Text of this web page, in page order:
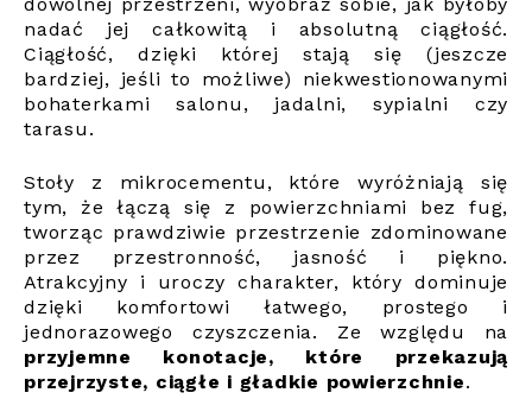
nadać jej całkowitą i absolutną ciągłość.
Ciągłość, dzięki której stają się (jeszcze
bardziej, jeśli to możliwe) niekwestionowanymi
bohaterkami salonu, jadalni, sypialni czy
tarasu.
Stoły z mikrocementu, które wyróżniają się
tym, że łączą się z powierzchniami bez fug,
tworząc prawdziwie przestrzenie zdominowane
przez przestronność, jasność i piękno.
Atrakcyjny i uroczy charakter, który dominuje
dzięki komfortowi łatwego, prostego i
jednorazowego czyszczenia. Ze względu na
przyjemne konotacje, które przekazują
przejrzyste, ciągłe i gładkie powierzchnie.